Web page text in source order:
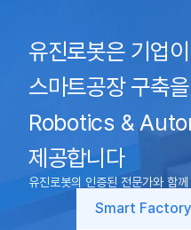
유진로봇은 기업
스마트공장 구축
Robotics &
제공합니다
유진로봇의 인증된 전문가와 함
Smart Factory